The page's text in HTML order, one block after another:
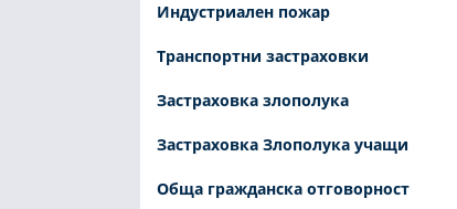
Индустриален пожар
Транспортни застраховки
Застраховка злополука
Застраховка Злополука учащи
Обща гражданска отговорност